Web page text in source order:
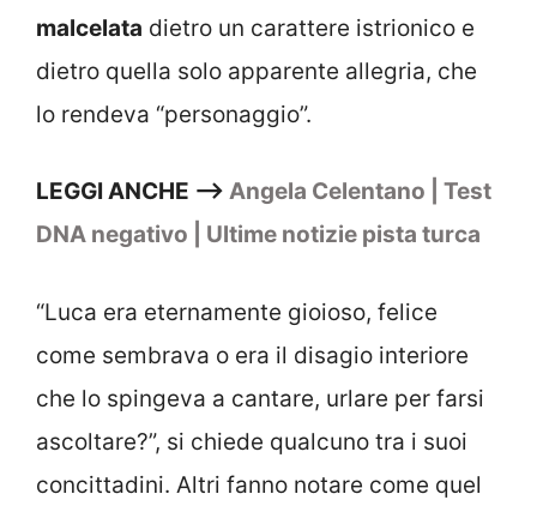
malcelata dietro un carattere istrionico e
dietro quella solo apparente allegria, che
lo rendeva “personaggio”.
LEGGI ANCHE —> Angela Celentano | Test
DNA negativo | Ultime notizie pista turca
“Luca era eternamente gioioso, felice
come sembrava o era il disagio interiore
che lo spingeva a cantare, urlare per farsi
ascoltare?”, si chiede qualcuno tra i suoi
concittadini. Altri fanno notare come quel